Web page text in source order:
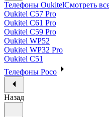
Телефоны OukitelСмотреть
Oukitel C57 Pro
Oukitel C61 Pro
Oukitel C59 Pro
Oukitel WP52
Oukitel WP32 Pro
Oukitel C51
Телефоны Poco
Назад